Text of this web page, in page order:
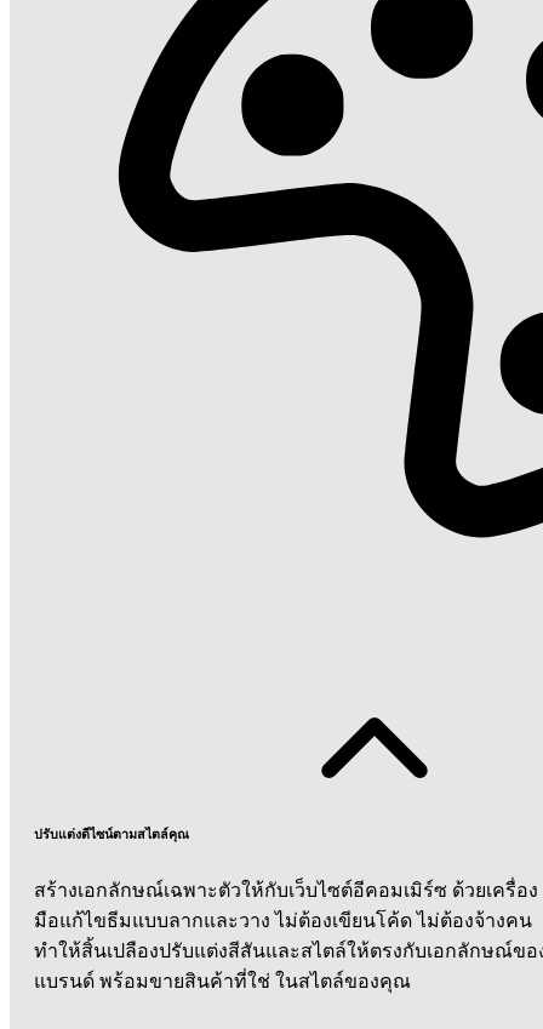
ปรับแต่งดีไซน์ตามสไตล์คุณ
สร้างเอกลักษณ์เฉพาะตัวให้กับเว็บไซต์อีคอมเมิร์ซ ด้วยเครื่อง
มือแก้ไขธีมแบบลากและวาง ไม่ต้องเขียนโค้ด ไม่ต้องจ้างคน
ทำให้สิ้นเปลืองปรับแต่งสีสันและสไตล์ให้ตรงกับเอกลักษณ์ขอ
แบรนด์ พร้อมขายสินค้าที่ใช่ ในสไตล์ของคุณ